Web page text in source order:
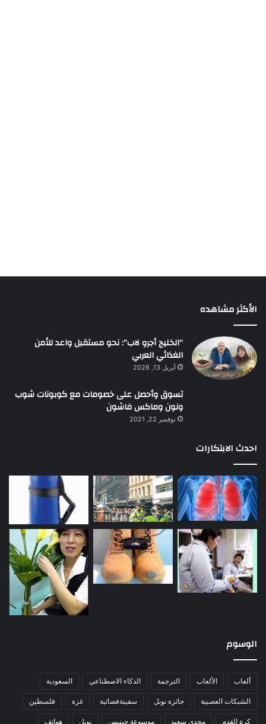
الأكثر مشاهده
“الخليج أجرو لاب”: نحو مستقبل واعد للأمن
الغذائي العربي
أبريل 13, 2026
تسوق وأحصل على خصومات مع كوبونات شوب
ونون وماكس فاشون
نوفمبر 22, 2021
احدث الابتكارات
الوسوم
ألعاب الألعاب الترجمة الذكاء الاصطناعي السعودية
الشبكات العصبية جائزة نوبل سفينةفضائية غزة فلسطين
كرة القدم مجدي سعيد موسوعة جينيس نوبل هواتف